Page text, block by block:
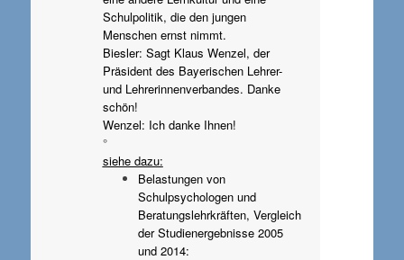
Schulpolitik, die den jungen
Menschen ernst nimmt.
Biesler: Sagt Klaus Wenzel, der
Präsident des Bayerischen Lehrer-
und Lehrerinnenverbandes. Danke
schön!
Wenzel: Ich danke Ihnen!
°
siehe dazu:
Belastungen von
Schulpsychologen und
Beratungslehrkräften, Vergleich
der Studienergebnisse 2005
und 2014: